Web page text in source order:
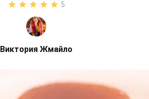
5
Виктория Жмайло